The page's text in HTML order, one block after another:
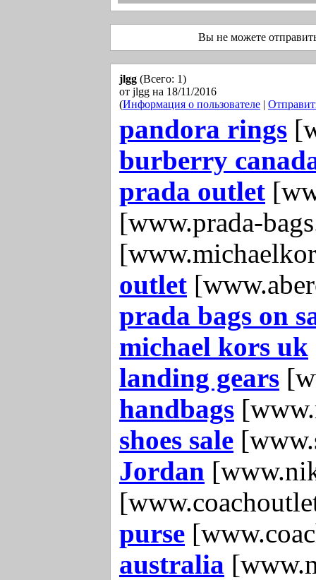
Вы не можете
jlgg (Всего: 1)
от jlgg на 18/11/2016
(Информация о пользователе |
pandora rings
burberry
prada outlet
[www.prada-
outlet
prada bags on
michael kors uk
landing gears
handbags
shoes sale
Jordan
purse
australia